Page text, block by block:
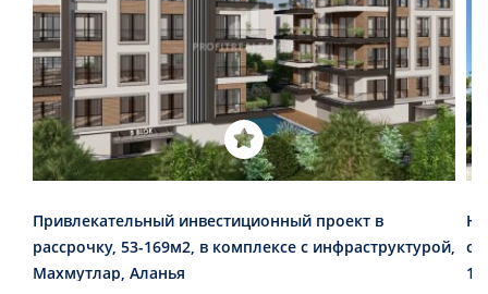
Привлекательный инвестиционный проект в
рассрочку, 53-169м2, в комплексе с инфраструктурой,
Махмутлар, Аланья